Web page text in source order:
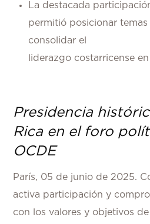
La destacada
permitió posicionar
consolidar el
liderazgo costarricense
Presidencia
Rica en el foro
OCDE
París, 05 de junio de 2025.
activa participación y
con los valores y objetivos